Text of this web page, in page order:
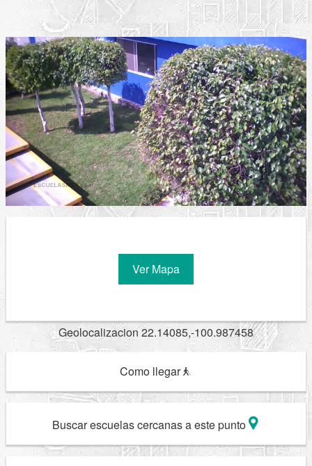
Ver Mapa
Geolocalizacion 22.14085,-100.987458
Como llegar
Buscar escuelas cercanas a este punto